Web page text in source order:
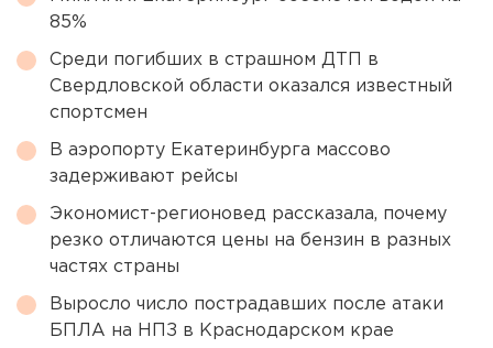
85%
Среди погибших в страшном ДТП в
Свердловской области оказался известный
спортсмен
В аэропорту Екатеринбурга массово
задерживают рейсы
Экономист-регионовед рассказала, почему
резко отличаются цены на бензин в разных
частях страны
Выросло число пострадавших после атаки
БПЛА на НПЗ в Краснодарском крае